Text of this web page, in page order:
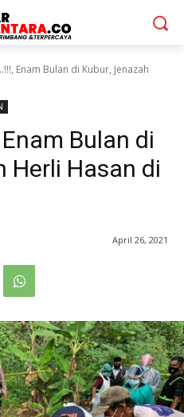
Enam Bulan di Kubur, Jenazah
Bulan di
Herli Hasan di
April 26, 2021